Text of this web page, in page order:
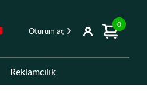
Oturum aç
0
Reklamcılık